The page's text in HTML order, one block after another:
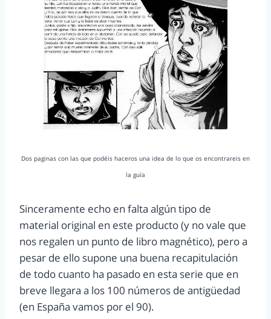
Dos paginas con las que podéis haceros una idea de lo que os encontrareis en
la guía
Sinceramente echo en falta algún tipo de
material original en este producto (y no vale que
nos regalen un punto de libro magnético), pero a
pesar de ello supone una buena recapitulación
de todo cuanto ha pasado en esta serie que en
breve llegara a los 100 números de antigüedad
(en España vamos por el 90).